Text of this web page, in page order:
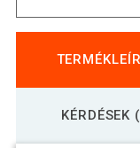
KÉRDÉSEK